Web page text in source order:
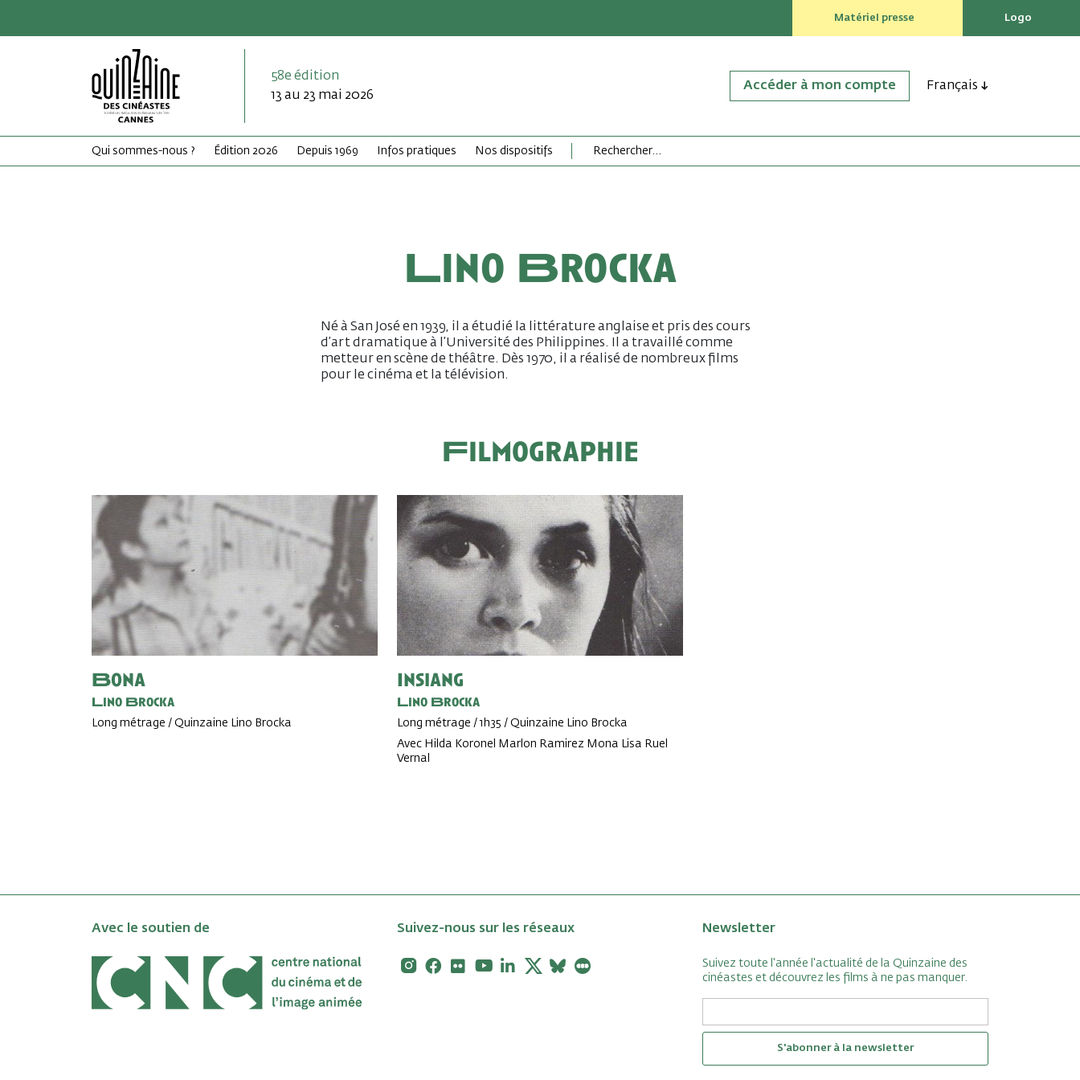
Matériel presse Logo
58e édition
13 au 23 mai 2026
Accéder à mon compte Français
Qui sommes-nous ? Édition 2026 Depuis 1969 Infos pratiques Nos dispositifs
Lino Brocka
Né à San José en 1939, il a étudié la littérature anglaise et pris des cours
d’art dramatique à l’Université des Philippines. Il a travaillé comme
metteur en scène de théâtre. Dès 1970, il a réalisé de nombreux films
pour le cinéma et la télévision.
Filmographie
Bona
Lino Brocka
Long métrage / Quinzaine Lino Brocka
Insiang
Lino Brocka
Long métrage / 1h35 / Quinzaine Lino Brocka
Avec Hilda Koronel Marlon Ramirez Mona Lisa Ruel
Vernal
Newsletter
Suivez toute l'année l'actualité de la Quinzaine des
cinéastes et découvrez les films à ne pas manquer.
S'abonner à la newsletter
Suivez-nous sur les réseaux
Instagram
Facebook
FlickrYoutubeLinkedin
X Bluesky
Avec le soutien de